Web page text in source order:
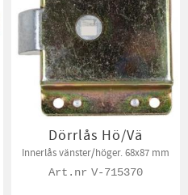
Dörrlås Hö/Vä
Innerlås vänster/höger. 68x87 mm
V-715370